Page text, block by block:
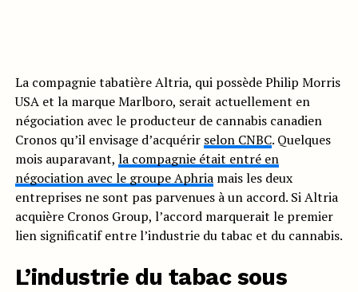
La compagnie tabatière Altria, qui possède Philip Morris
USA et la marque Marlboro, serait actuellement en
négociation avec le producteur de cannabis canadien
Cronos qu’il envisage d’acquérir selon CNBC. Quelques
mois auparavant, la compagnie était entré en
négociation avec le groupe Aphriamais les deux
entreprises ne sont pas parvenues à un accord. Si Altria
acquière Cronos Group, l’accord marquerait le premier
lien significatif entre l’industrie du tabac et du cannabis.
L’industrie du tabac sous